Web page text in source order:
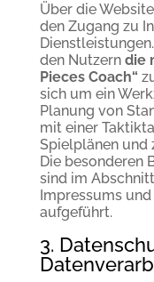
Über die
den Zugang zu
den Nutzern die
Pieces Coach“
sich um ein
Planung von
mit einer
Spielplänen und
Die besonderen
sind im
Impressums
aufgeführt.
3.